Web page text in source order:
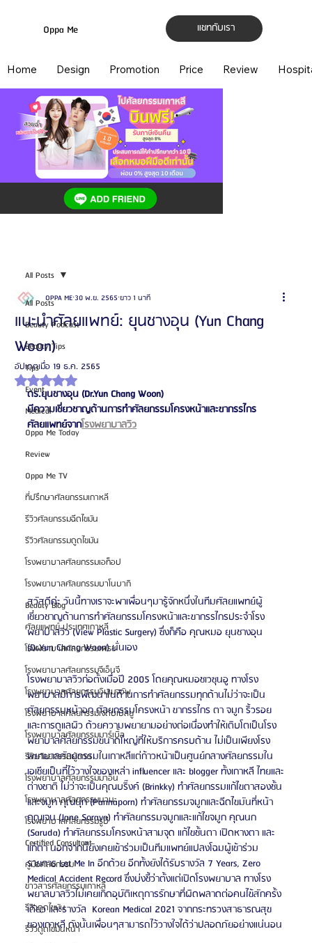
แชทกับเรา
Oppa Me
Home Design Promotion Price Review
All Posts
Beauty Podcast
Beauty Tips
Tips
Event
Medical
Oppa Me Today
Review
Oppa Me TV
ที่ปรึกษาศัลยกรรมเกาหลี
รีวิวศัลยกรรมฉีดไขมัน
รีวิวศัลยกรรมดูดไขมัน
โรงพยาบาลศัลยกรรมเอท็อป
โรงพยาบาลศัลยกรรมบาโนบากิ
Beauty Blog
ศัลยแพทย์ ประเทศเกาหลี
โรงพยาบาลศัลยกรรมเฟรช
โรงพยาบาลศัลยกรรมจีเอ็นจี
โรงพยาบาลศัลยกรรมอิมเมจอัพ
โรงพยาบาลศัลยกรรมเจดับเบิลยู
โรงพยาบาลศัลยกรรมมาร์เบิ้ล
รีวิวศัลยกรรมผู้ชาย
โรงพยาบาลศัลยกรรมมาอิน
โรงพยาบาลศัลยกรรมนานะ
โรงพยาบาลศัลยกรรมรูบี
Certified Consultant
คู่มือศัลยกรรม
ข่าวสารศัลยกรรมเกาหลี
รีวิวดูดไขมัน
รีวิวดูดไขมันหน้า
All Posts
แนะนำศัลยแพทย์: ยุนชางอุน (Yun Chang
Woon)
OPPA ME 30 พ.ย. 2565 ยาว 1 นาที
อัปเดตเมื่อ 19 ธ.ค. 2565
ได้รับ NaN เต็ม 5 ดาว
ดร.ยุนชางอุน (Dr.Yun Chang Woon)
มีความเชี่ยวชาญด้านการทำศัลยกรรมโครงหน้าและขากรรไกร
ศัลยแพทย์จากโรงพยาบาลวิว
สวัสดีค่ะ วันนี้ทางเราจะพาเพื่อนๆมารู้จักหนึ่งในทีมศัลยแพทย์ผู้
เชี่ยวชาญด้านการทำศัลยกรรมโครงหน้าและขากรรไกรประจำโรง
พยาบาลวิว (View Plastic Surgery) ซึ่งก็คือ คุณหมอ ยุนชางอุน
(Dr.Yun Chang Woon) นั่นเอง
โรงพยาบาลวิวก่อตั้งเมื่อปี 2005 โดยคุณหมอชเวซุนอู ทางโรง
พยาบาลมีการพัฒนาในด้านการทำศัลยกรรมทุกด้านไม่ว่าจะเป็น
ศัลยกรรมหน้าอก ศัลยกรรมโครงหน้า ขากรรไกร ตา จมูก ริ้วรอย
และการดูแลผิว ด้วยความพยายามอย่างต่อเนื่องทำให้เติบโตเป็นโรง
พยาบาลศัลยกรรมขนาดใหญ่ที่ให้บริการครบด้าน ไม่เป็นเพียงโรง
พยาบาลศัลยกรรมในเกาหลีแต่ก้าวหน้าเป็นศูนย์กลางศัลยกรรมใน
เอเชียเป็นที่ไว้วางใจของเหล่า influencer และ blogger ทั้งเกาหลี ไทยและ
ต่างชาติ ไม่ว่าจะเป็นคุณบริ๊งค์ (Brinkky) ทำศัลยกรรมแก้ไขตาสองชั้น
และจมูก คุณนุ๊ก (Pannaporn) ทำศัลยกรรมจมูกและฉีดไขมันที่หน้า
คุณเจน (Jane Soraya) ทำศัลยกรรมจมูกและแก้ไขจมูก คุณนก
(Saruda) ทำศัลยกรรมโครงหน้าสามจุด แก้ไขชั้นตา เปิดหางตา และ
แก้ตา นอกจากนี้ยังเคยเข้าร่วมเป็นทีมแพทย์แปลงโฉมผู้เข้าร่วม
รายการ Let Me In อีกด้วย อีกทั้งยังได้รับรางวัล 7 Years, Zero
Medical Accident Record ซึ่งบ่งชี้ว่าตั้งแต่เปิดโรงพยาบาล ทางโรง
พยาลบาลวิวไม่เคยเกิดอุบัติเหตุการรักษาที่ผิดพลาดต่อคนไข้สักครั้ง
เดียว และรางวัล  Korean Medical 2021 จากกระทรวงสาธารณสุข
ของเกาหลี ดังนั้นเพื่อนๆสามารถไว้วางใจได้ว่าปลอดภัยอย่างแน่นอน